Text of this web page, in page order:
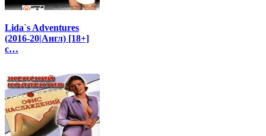
Lida`s Adventures
(2016-20|Англ) [18+]
с…